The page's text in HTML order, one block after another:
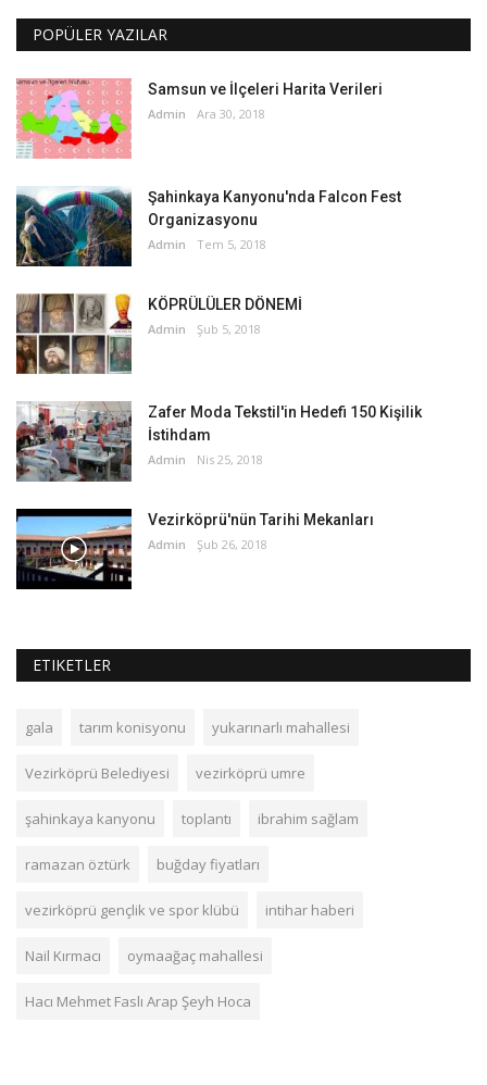
POPÜLER YAZILAR
Samsun ve İlçeleri Harita Verileri
Admin Ara 30, 2018
Şahinkaya Kanyonu'nda Falcon Fest
Organizasyonu
Admin Tem 5, 2018
KÖPRÜLÜLER DÖNEMİ
Admin Şub 5, 2018
Zafer Moda Tekstil'in Hedefi 150 Kişilik
İstihdam
Admin Nis 25, 2018
Vezirköprü'nün Tarihi Mekanları
Admin Şub 26, 2018
ETIKETLER
gala tarım konisyonu yukarınarlı mahallesi
Vezirköprü Belediyesi vezirköprü umre
şahinkaya kanyonu toplantı ibrahim sağlam
ramazan öztürk buğday fiyatları
vezirköprü gençlik ve spor klübü intihar haberi
Nail Kırmacı oymaağaç mahallesi
Hacı Mehmet Faslı Arap Şeyh Hoca